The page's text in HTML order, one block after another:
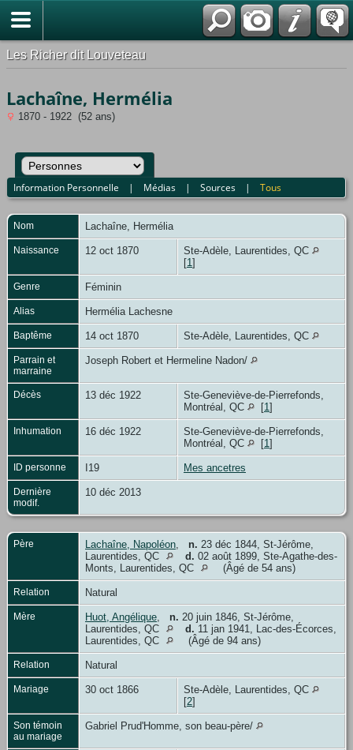
Les Richer dit Louveteau
Lachaîne, Hermélia
1870 - 1922 (52 ans)
Information Personnelle | Médias |Sources |Tous
Nom Lachaîne Hermélia
Naissance 12 oct 1870
Ste-Adèle, Laurentides, QC
[1]
Genre Féminin
Alias Hermélia Lachesne
Baptême 14 oct 1870 Ste-Adèle, Laurentides, QC
Parrain et
marraine
Joseph Robert et Hermeline Nadon/
Décès 13 déc 1922
Ste-Geneviève-de-Pierrefonds,
Montréal, QC
[1]
Inhumation 16 déc 1922
Ste-Geneviève-de-Pierrefonds,
Montréal, QC
[1]
ID personne I19 Mes ancetres
Dernière
modif.
10 déc 2013
Père Lachaîne, Napoléon n. 23 déc 1844, St-Jérôme,
Laurentides, QC
d. 02 août 1899, Ste-Agathe-des-
Monts, Laurentides, QC
(Âgé de 54 ans)
Relation Natural
Mère Huot, Angélique n. 20 juin 1846, St-Jérôme,
Laurentides, QC
d. 11 jan 1941, Lac-des-Écorces,
Laurentides, QC
(Âgé de 94 ans)
Relation Natural
Mariage 30 oct 1866
Ste-Adèle, Laurentides, QC
[2]
Son témoin
au mariage
Gabriel Prud'Homme, son beau-père/